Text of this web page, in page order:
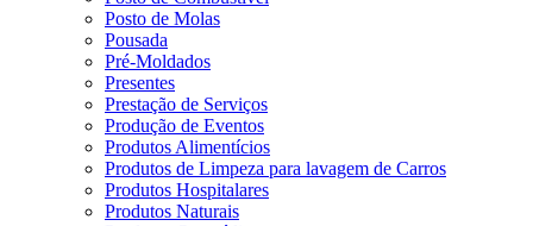
Posto de Molas
Pousada
Pré-Moldados
Presentes
Prestação de Serviços
Produção de Eventos
Produtos Alimentícios
Produtos de Limpeza para lavagem de Carros
Produtos Hospitalares
Produtos Naturais